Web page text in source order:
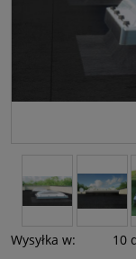
Wysyłka w: 10